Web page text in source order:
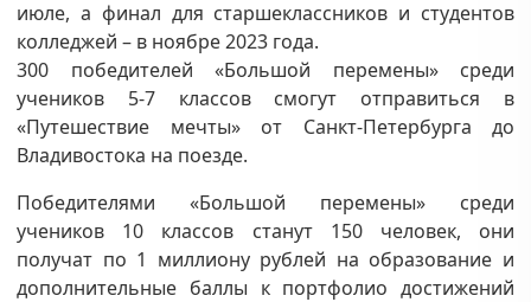
июле, а финал для старшеклассников и студентов
колледжей – в ноябре 2023 года.
300 победителей «Большой перемены» среди
учеников 5-7 классов смогут отправиться в
«Путешествие мечты» от Санкт-Петербурга до
Владивостока на поезде.
Победителями «Большой перемены» среди
учеников 10 классов станут 150 человек, они
получат по 1 миллиону рублей на образование и
дополнительные баллы к портфолио достижений